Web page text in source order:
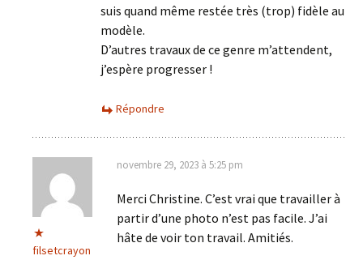
suis quand même restée très (trop) fidèle au
modèle.
D’autres travaux de ce genre m’attendent,
j’espère progresser !
Répondre
filsetcrayon
novembre 29, 2023 à 5:25 pm
Merci Christine. C’est vrai que travailler à
partir d’une photo n’est pas facile. J’ai
hâte de voir ton travail. Amitiés.